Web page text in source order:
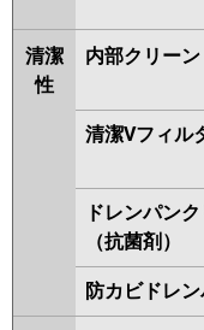
清潔
性
内部クリーン
清潔Vフィル
ドレンパン
（抗菌剤）
防カビドレ